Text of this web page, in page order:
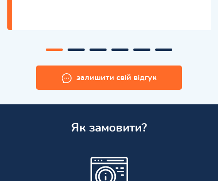
залишити свій відгук
Як замовити?